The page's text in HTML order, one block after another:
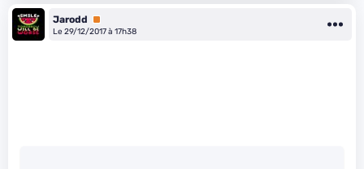
Jarodd
Premium
Le 29/12/2017 à 17h38